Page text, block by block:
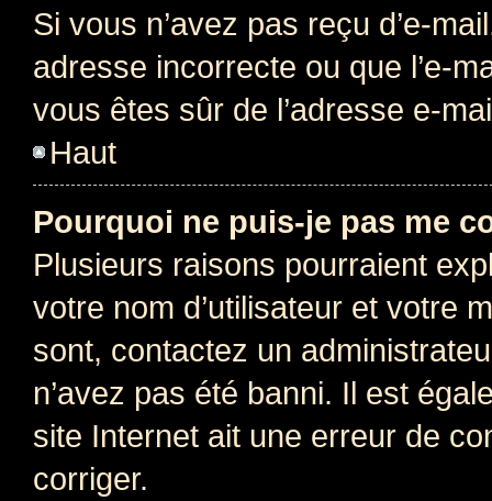
Si vous n’avez pas reçu d’e-
adresse incorrecte ou que l’e-
vous êtes sûr de l’adresse e-
Haut
Pourquoi ne puis-je pas me
Plusieurs raisons pourraient
votre nom d’utilisateur et votre
sont, contactez un
n’avez pas été banni. Il est
site Internet ait une erreur de
corriger.